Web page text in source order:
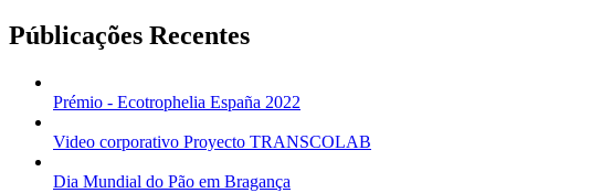
Públicações Recentes
Prémio - Ecotrophelia España 2022
Video corporativo Proyecto TRANSCOLAB
Dia Mundial do Pão em Bragança